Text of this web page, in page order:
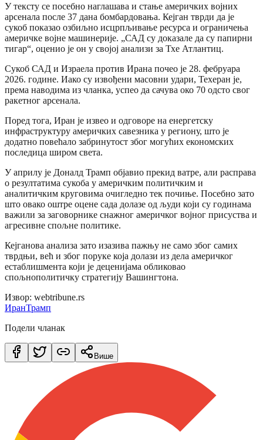
У тексту се посебно наглашава и стање америчких војних
арсенала после 37 дана бомбардовања. Кејган тврди да је
сукоб показао озбиљно исцрпљивање ресурса и ограничења
америчке војне машинерије. „САД су доказале да су папирни
тигар“, оценио је он у својој анализи за Тхе Атлантиц.
Сукоб САД и Израела против Ирана почео је 28. фебруара
2026. године. Иако су извођени масовни удари, Техеран је,
према наводима из чланка, успео да сачува око 70 одсто свог
ракетног арсенала.
Поред тога, Иран је извео и одговоре на енергетску
инфраструктуру америчких савезника у региону, што је
додатно повећало забринутост због могућих економских
последица широм света.
У априлу је Доналд Трамп објавио прекид ватре, али расправа
о резултатима сукоба у америчким политичким и
аналитичким круговима очигледно тек почиње. Посебно зато
што овако оштре оцене сада долазе од људи који су годинама
важили за заговорнике снажног америчког војног присуства и
агресивне спољне политике.
Кејганова анализа зато изазива пажњу не само због самих
тврдњи, већ и због поруке која долази из дела америчког
естаблишмента који је деценијама обликовао
спољнополитичку стратегију Вашингтона.
Извор: webtribune.rs
ИранТрамп
Подели чланак
Више